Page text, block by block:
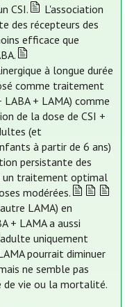
CSI.
L'association
des récepteurs des
efficace que
à longue durée
comme traitement
+ LAMA) comme
de la dose de CSI +
(et
à partir de 6 ans)
persistante des
un traitement optimal
modérées.
LAMA) en
+ LAMA a aussi
uniquement
pourrait diminuer
ne semble pas
de vie ou la mortalité.